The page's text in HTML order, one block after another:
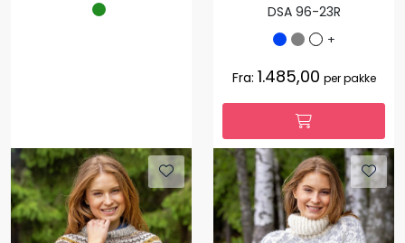
DSA 96-23R
+
Fra: 1.485,00 per pakke